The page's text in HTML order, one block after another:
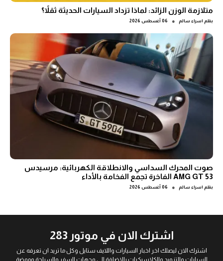
متلازمة الوزن الزائد: لماذا تزداد السيارات الحديثة ثقلاً؟
بقلم اسراء سالم ● 06 أغسطس 2026
صوت المحرك السداسي والانطلاقة الكهربائية: مرسيدس
AMG GT 53 الفاخرة تجمع الفخامة بالأداء
بقلم اسراء سالم ● 06 أغسطس 2026
اشترك الان في موتور 283
اشترك الان ليصلك اخر اخبار السيارات واللايف ستايل وكل ما تريد ان تعرفه عن
السيارات والتزويد والكلاسيكيات بالاضافة الى وجهات السفر والسياحة وموضة